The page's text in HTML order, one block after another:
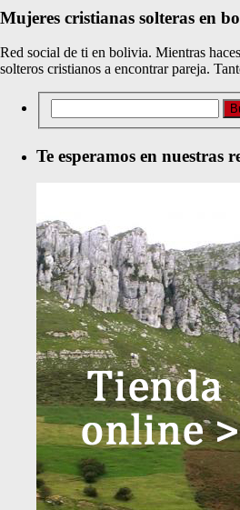
Mujeres cristianas solteras en
Red social de ti en bolivia. Mientras
solteros cristianos a encontrar pareja.
Te esperamos en nuestras